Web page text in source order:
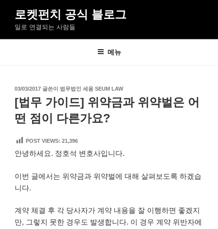
로
로켓펀치 공식 블로그
일로 연결되는 사람들
메뉴
작
성
자
03/03/2017 글쓴이 법무법인 세움 SEUM LAW
[법무 가이드] 위약금과 위약벌은 어
떤 점이 다른가요?
POST VIEWS: 21,396
안녕하세요. 정호석 변호사입니다.
이번 글에서는 위약금과 위약벌에 대해 살펴보도록 하겠습
니다.
계약 체결 후 각 당사자가 계약 내용을 잘 이행하면 좋겠지
만, 그렇지 못한 경우도 발생합니다. 이 경우 계약 위반자에